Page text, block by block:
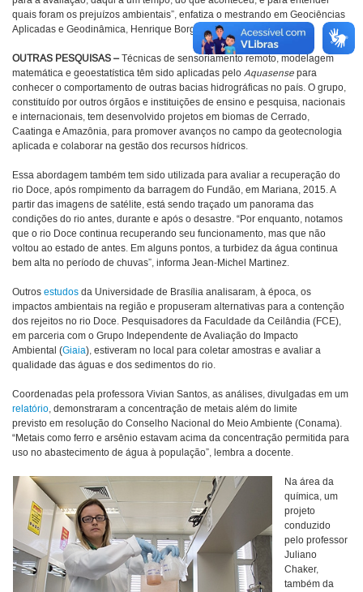
quais foram os prejuízos ambientais”, enfatiza o mestrando em Geociências
Aplicadas e Geodinâmica, Henrique Borges.
OUTRAS PESQUISAS –Técnicas de sensoriamento remoto, modelagem
matemática e geoestatística têm sido aplicadas pelo Aquasense para
conhecer o comportamento de outras bacias hidrográficas no país. O grupo,
constituído por outros órgãos e instituições de ensino e pesquisa, nacionais
e internacionais, tem desenvolvido projetos em biomas de Cerrado,
Caatinga e Amazônia, para promover avanços no campo da geotecnologia
aplicada e colaborar na gestão dos recursos hídricos.
Essa abordagem também tem sido utilizada para avaliar a recuperação do
rio Doce, após rompimento da barragem do Fundão, em Mariana, 2015. A
partir das imagens de satélite, está sendo traçado um panorama das
condições do rio antes, durante e após o desastre. “Por enquanto, notamos
que o rio Doce continua recuperando seu funcionamento, mas que não
voltou ao estado de antes. Em alguns pontos, a turbidez da água continua
bem alta no período de chuvas”, informa Jean-Michel Martinez.
Outros estudos da Universidade de Brasília analisaram, à época, os
impactos ambientais na região e propuseram alternativas para a contenção
dos rejeitos no rio Doce. Pesquisadores da Faculdade da Ceilândia (FCE),
em parceria com o Grupo Independente de Avaliação do Impacto
Ambiental (Giaia), estiveram no local para coletar amostras e avaliar a
qualidade das águas e dos sedimentos do rio.
Coordenadas pela professora Vivian Santos, as análises, divulgadas em um
relatório, demonstraram a concentração de metais além do limite
previsto em resolução do Conselho Nacional do Meio Ambiente (Conama).
“Metais como ferro e arsênio estavam acima da concentração permitida para
uso no abastecimento de água à população”, lembra a docente.
Na área da
química, um
projeto
conduzido
pelo professor
Juliano
Chaker,
também da